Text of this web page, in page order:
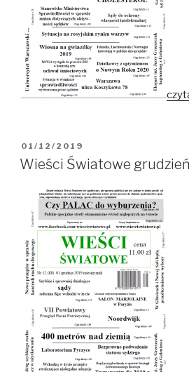
OPUBLIKOWANE
W
01/12/2019
Wieści Światowe